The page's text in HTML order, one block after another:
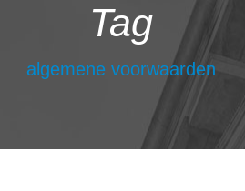
Tag
algemene voorwaarden